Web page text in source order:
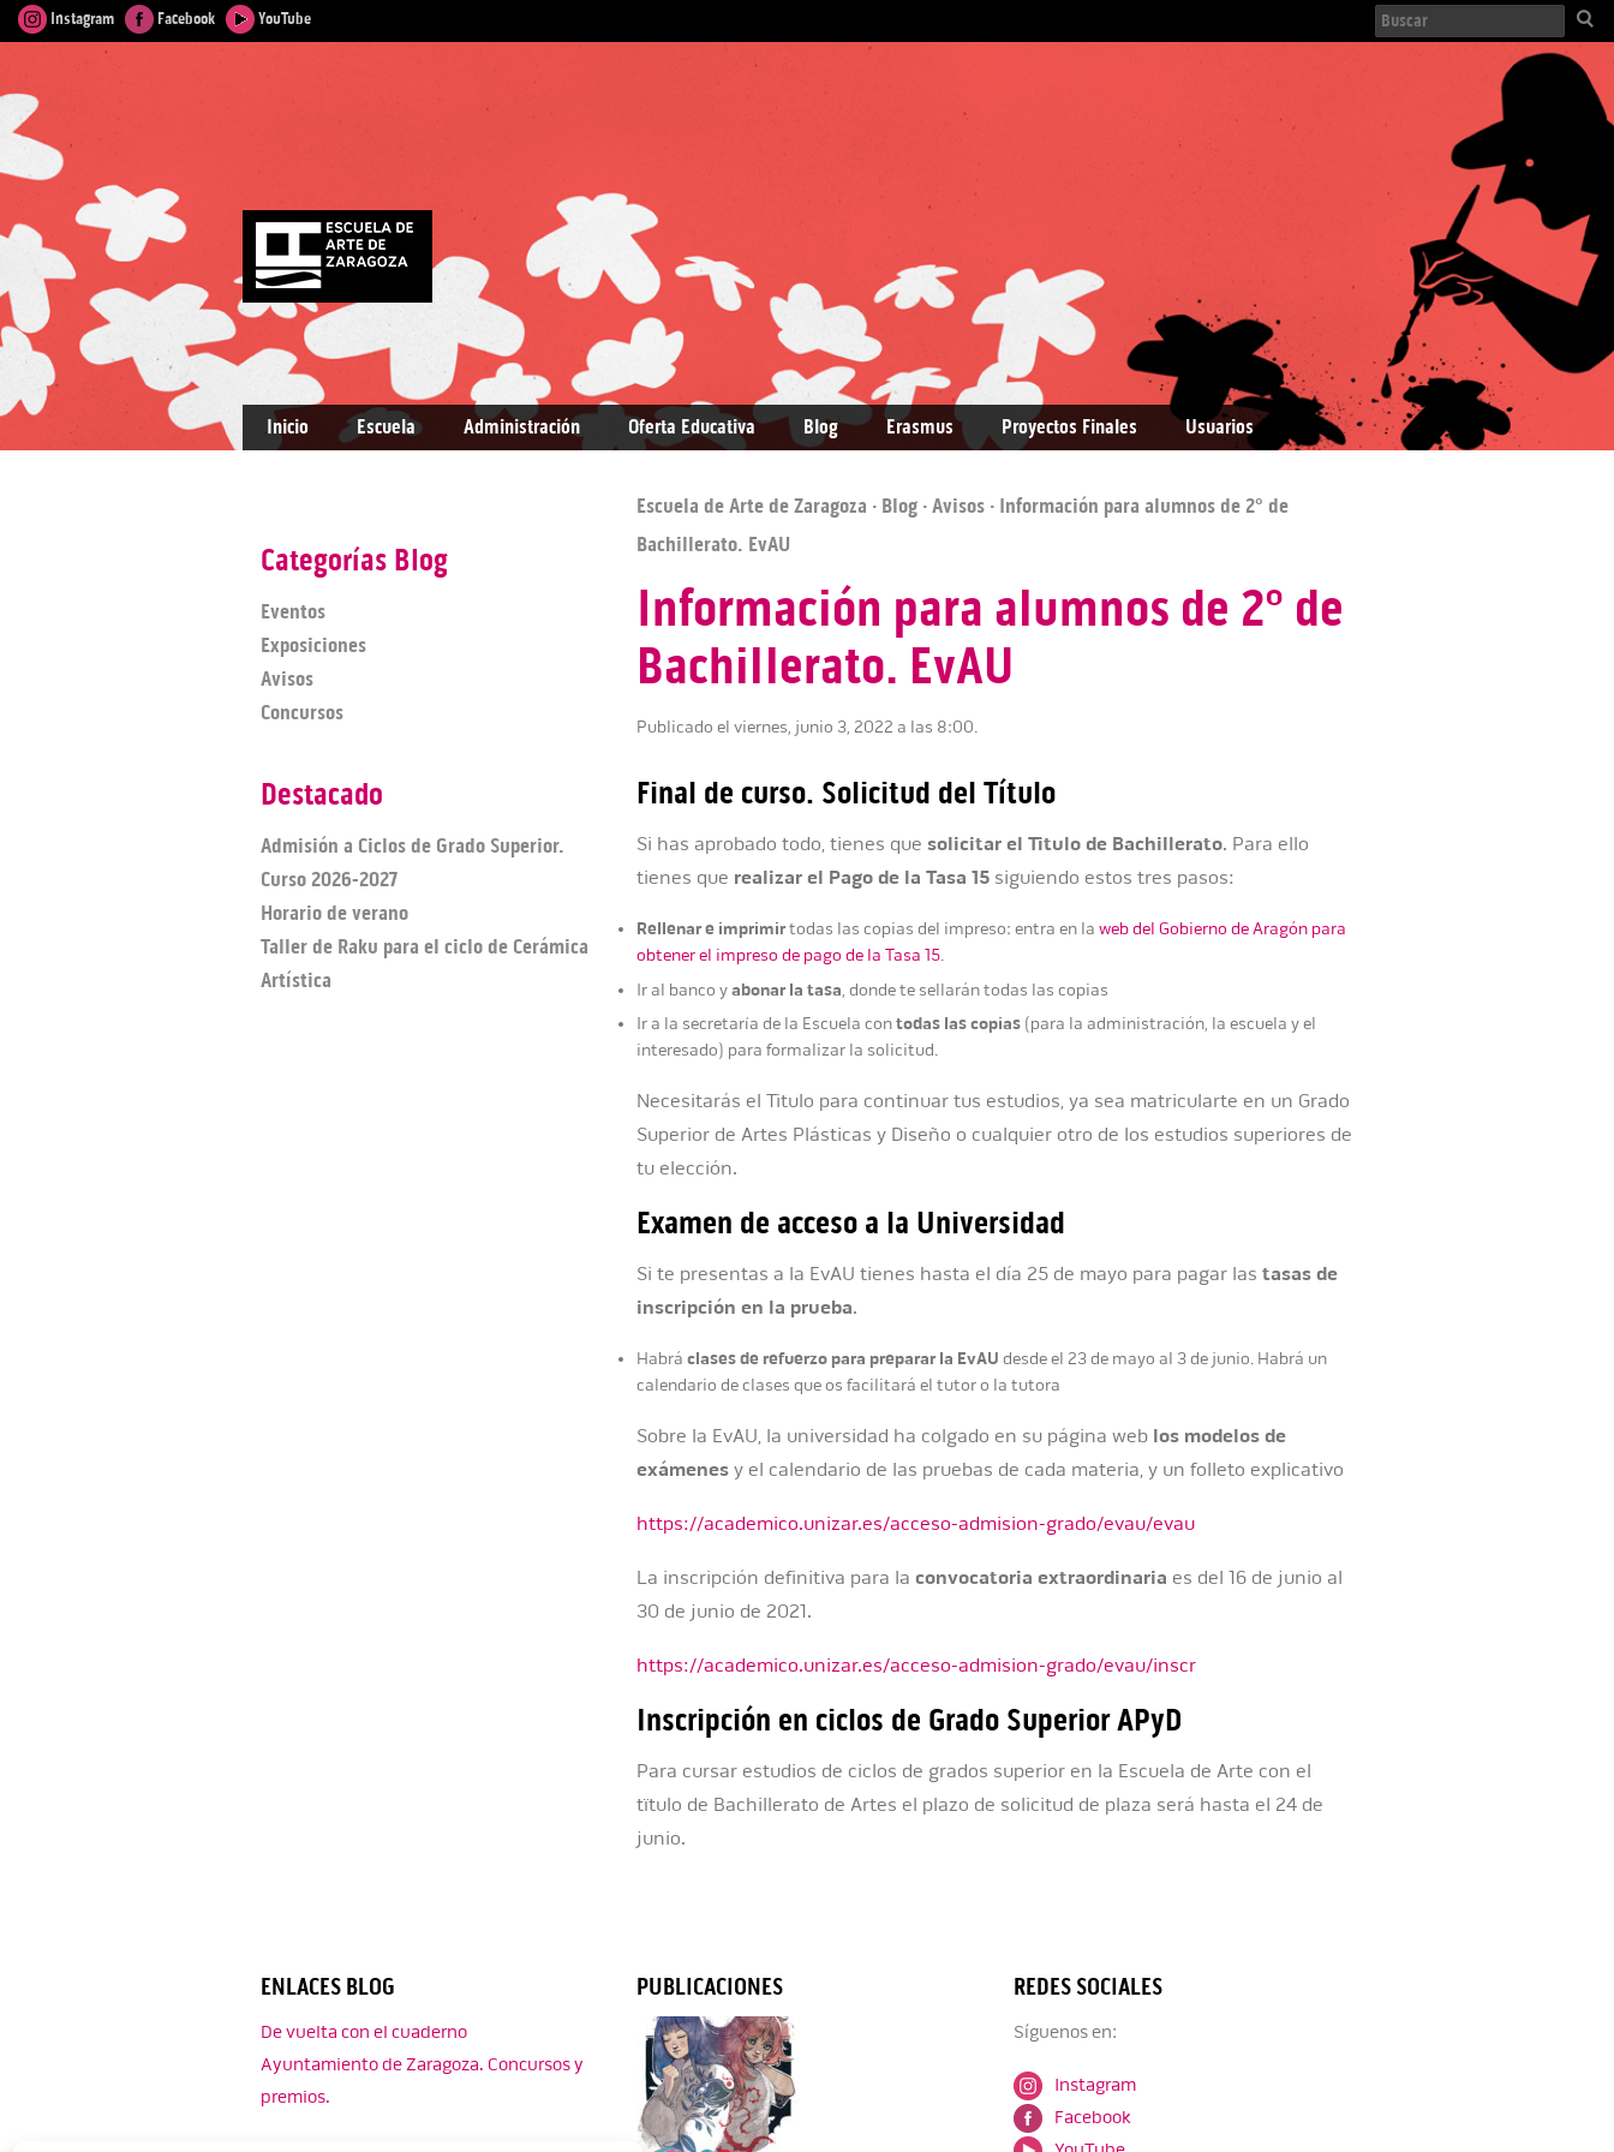
Instagram Facebook YouTube
Inicio Escuela Administración Oferta Educativa Blog Erasmus Proyectos Finales Usuarios
Escuela de Arte de Zaragoza · Blog ·Avisos · Información para alumnos de 2º de
Bachillerato. EvAU
Información para alumnos de 2º de
Bachillerato. EvAU
Publicado el viernes, junio 3, 2022 a las 8:00.
Final de curso. Solicitud del Título
Si has aprobado todo, tienes quesolicitar el Titulo de Bachillerato. Para ello
tienes que realizar el Pago de la Tasa 15 siguiendo estos tres pasos:
Rellenar e imprimirtodas las copias del impreso: entra en laweb del Gobierno de Aragón para
obtener el impreso de pago de la Tasa 15.
Ir al banco yabonar la tasa, donde te sellarán todas las copias
Ir a la secretaría de la Escuela contodas las copias (para la administración, la escuela y el
interesado) para formalizar la solicitud.
Necesitarás el Titulo para continuar tus estudios, ya sea matricularte en un Grado
Superior de Artes Plásticas y Diseño o cualquier otro de los estudios superiores de
tu elección.
Examen de acceso a la Universidad
Si te presentas a la EvAU tienes hasta el día 25 de mayo para pagar lastasas de
inscripción en la prueba.
Habráclases de refuerzo para preparar la EvAU desde el 23 de mayo al 3 de junio. Habrá un
calendario de clases que os facilitará el tutor o la tutora
Sobre la EvAU, la universidad ha colgado en su página web los modelos de
exámenes y el calendario de las pruebas de cada materia, y un folleto explicativo
https://academico.unizar.es/acceso-admision-grado/evau/evau
La inscripción definitiva para laconvocatoria extraordinaria es del 16 de junio al
30 de junio de 2021.
https://academico.unizar.es/acceso-admision-grado/evau/inscr
Inscripción en ciclos de Grado Superior APyD
Para cursar estudios de ciclos de grados superior en la Escuela de Arte con el
tïtulo de Bachillerato de Artes el plazo de solicitud de plaza será hasta el 24 de
junio.
Categorías Blog
Eventos
Exposiciones
Avisos
Concursos
Destacado
Admisión a Ciclos de Grado Superior.
Curso 2026-2027
Horario de verano
Taller de Raku para el ciclo de Cerámica
Artística
ENLACES BLOG
De vuelta con el cuaderno
Ayuntamiento de Zaragoza. Concursos y
premios.
PUBLICACIONES REDES SOCIALES
Síguenos en:
Instagram
Facebook